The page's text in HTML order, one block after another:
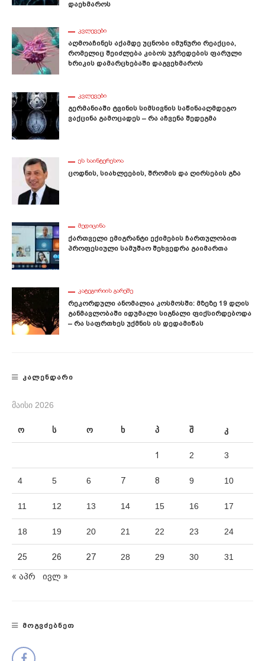
Დაეხმაროს
ᲙᲕᲚᲔᲕᲔᲑᲘ
Აღმოაჩინეს Აქამდე Უცნობი Იმუნური Რეაქცია,
Რომელიც Შეიძლება Კიბოს Უჯრედების Ფარული
Ხრიკის Დამარცხებაში Დაგვეხმაროს
ᲙᲕᲚᲔᲕᲔᲑᲘ
Გერმანიაში Ტვინის Სიმსივნის Საწინააღმდეგო
Ვაქცინა Გამოცადეს – Რა Აჩვენა Შედეგმა
ᲔᲡ ᲡᲐᲘᲜᲢᲔᲠᲔᲡᲝᲐ
Ცოდნის, Სიახლეების, Შრომის Და Ღირსების Გზა
ᲛᲔᲓᲘᲪᲘᲜᲐ
Ქართველი Ემიგრანტი Ექიმების Ჩართულობით
Პროფესიული Სამუშაო Შეხვედრა Გაიმართა
ᲙᲐᲢᲔᲒᲝᲠᲘᲘᲡ ᲒᲐᲠᲔᲨᲔ
Რეკორდული Ანომალია Კოსმოსში: Მზეზე 19 Დღის
Განმავლობაში Იდუმალი Სიგნალი Ფიქსირდებოდა
– Რა Საფრთხეს Უქმნის Ის Დედამიწას
ᲙᲐᲚᲔᲜᲓᲐᲠᲘ
ᲛᲐᲘᲡᲘ 2026
ო ს ო ხ პ შ კ
1 2 3
4 5 6 7 8 9 10
11 12 13 14 15 16 17
18 19 20 21 22 23 24
25 26 27 28 29 30 31
« აპრ ივლ »
ᲛᲝᲒᲕᲫᲔᲑᲜᲔᲗ